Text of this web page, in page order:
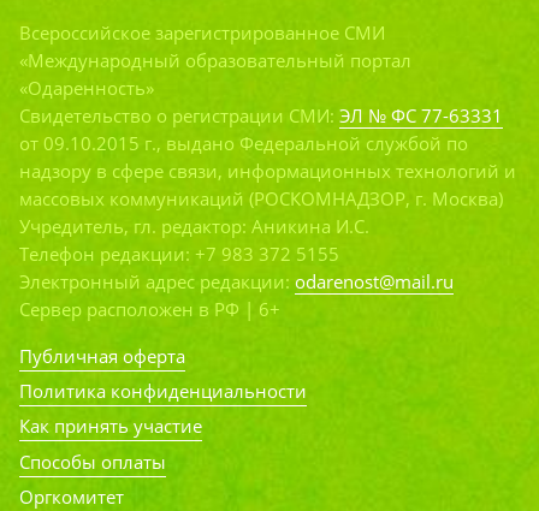
Всероссийское зарегистрированное СМИ
«Международный образовательный портал
«Одаренность»
Свидетельство о регистрации СМИ: ЭЛ № ФС 77-63331
от 09.10.2015 г., выдано Федеральной службой по
надзору в сфере связи, информационных технологий и
массовых коммуникаций (РОСКОМНАДЗОР, г. Москва)
Учредитель, гл. редактор: Аникина И.С.
Телефон редакции: +7 983 372 5155
Электронный адрес редакции: odarenost@mail.ru
Сервер расположен в РФ | 6+
Публичная оферта
Политика конфиденциальности
Как принять участие
Способы оплаты
Оргкомитет